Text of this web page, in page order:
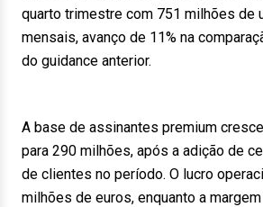
quarto trimestre com 751 milhões de
mensais, avanço de 11% na
do guidance anterior.
A base de assinantes premium
para 290 milhões, após a adição de
de clientes no período. O lucro
milhões de euros, enquanto a